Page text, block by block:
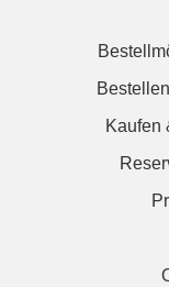
Kaufen